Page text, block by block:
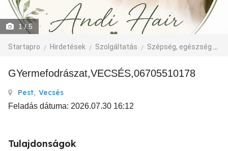
1/ 5
Startapro Hirdetések Szolgáltatás Szépség, egészség
GYermefodrászat,VECSÉS,06705510178
Pest, Vecsés
Feladás dátuma: 2026.07.30 16:12
Tulajdonságok